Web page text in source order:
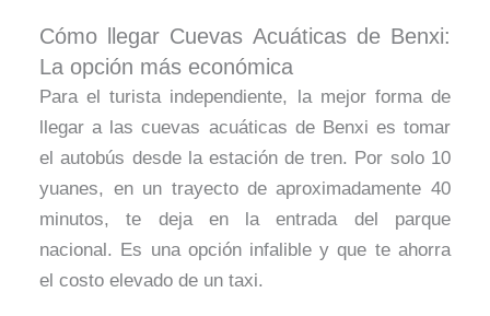
Cómo llegar Cuevas Acuáticas de Benxi:
La opción más económica
Para el turista independiente, la mejor forma de
llegar a las cuevas acuáticas de Benxi es tomar
el autobús desde la estación de tren. Por solo 10
yuanes, en un trayecto de aproximadamente 40
minutos, te deja en la entrada del parque
nacional. Es una opción infalible y que te ahorra
el costo elevado de un taxi.